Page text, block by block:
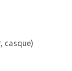
casque)